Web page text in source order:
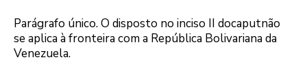
Parágrafo único. O disposto no inciso II docaputnão
se aplica à fronteira com a República Bolivariana da
Venezuela.